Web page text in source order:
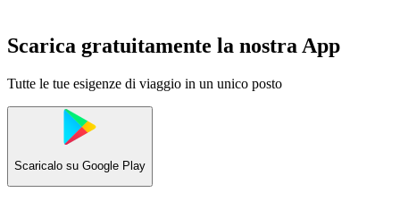
Scarica gratuitamente la nostra App
Tutte le tue esigenze di viaggio in un unico posto
Scaricalo su Google Play